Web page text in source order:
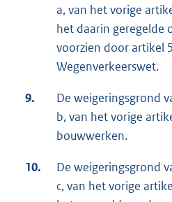
a, van het vorige
het daarin geregelde
voorzien door artikel
Wegenverkeerswet.
9.
De weigeringsgrond
b, van het vorige
bouwwerken.
10.
De weigeringsgrond
c, van het vorige